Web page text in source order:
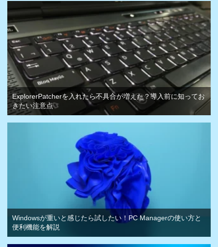
ExplorerPatcherを入れたら不具合が増えた？導入前に知ってお
きたい注意点
Windowsが重いと感じたら試したい！PC Managerの使い方と
便利機能を解説